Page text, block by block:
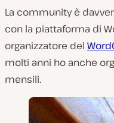
La community è
con la piattaforma di
organizzatore del
molti anni ho anche
mensili.